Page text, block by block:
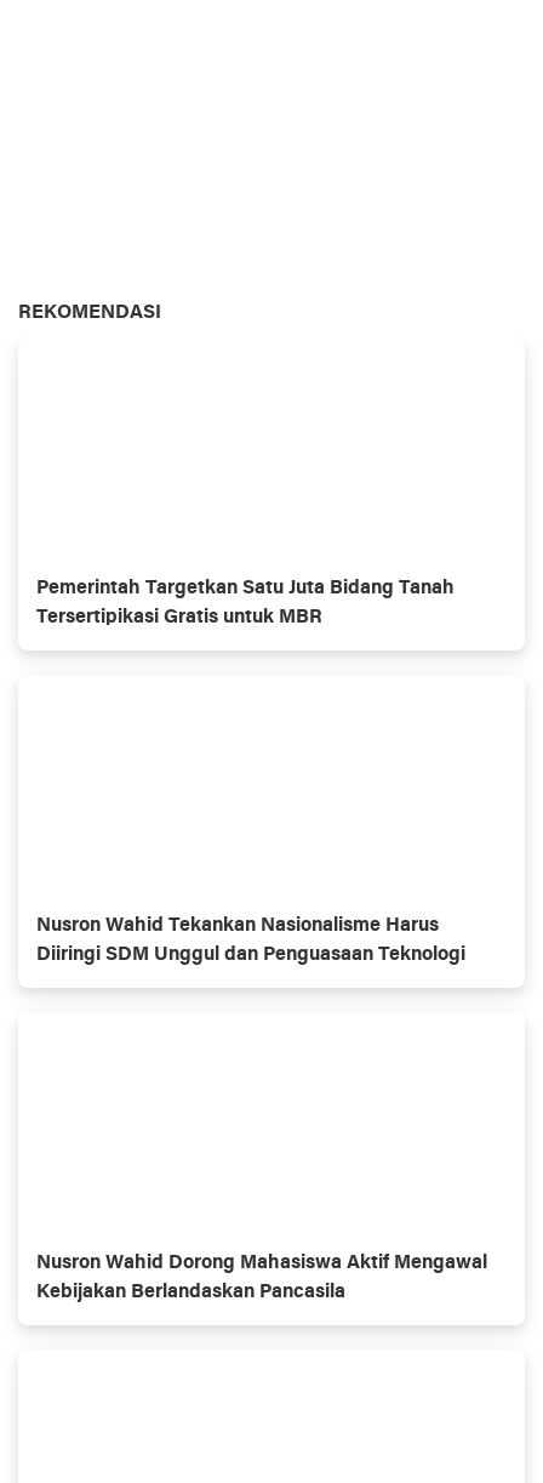
REKOMENDASI
Pemerintah Targetkan Satu Juta Bidang Tanah
Tersertipikasi Gratis untuk MBR
Nusron Wahid Tekankan Nasionalisme Harus
Diiringi SDM Unggul dan Penguasaan Teknologi
Nusron Wahid Dorong Mahasiswa Aktif Mengawal
Kebijakan Berlandaskan Pancasila